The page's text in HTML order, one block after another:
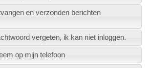
en verzonden berichten
vergeten, ik kan niet inloggen.
op mijn telefoon